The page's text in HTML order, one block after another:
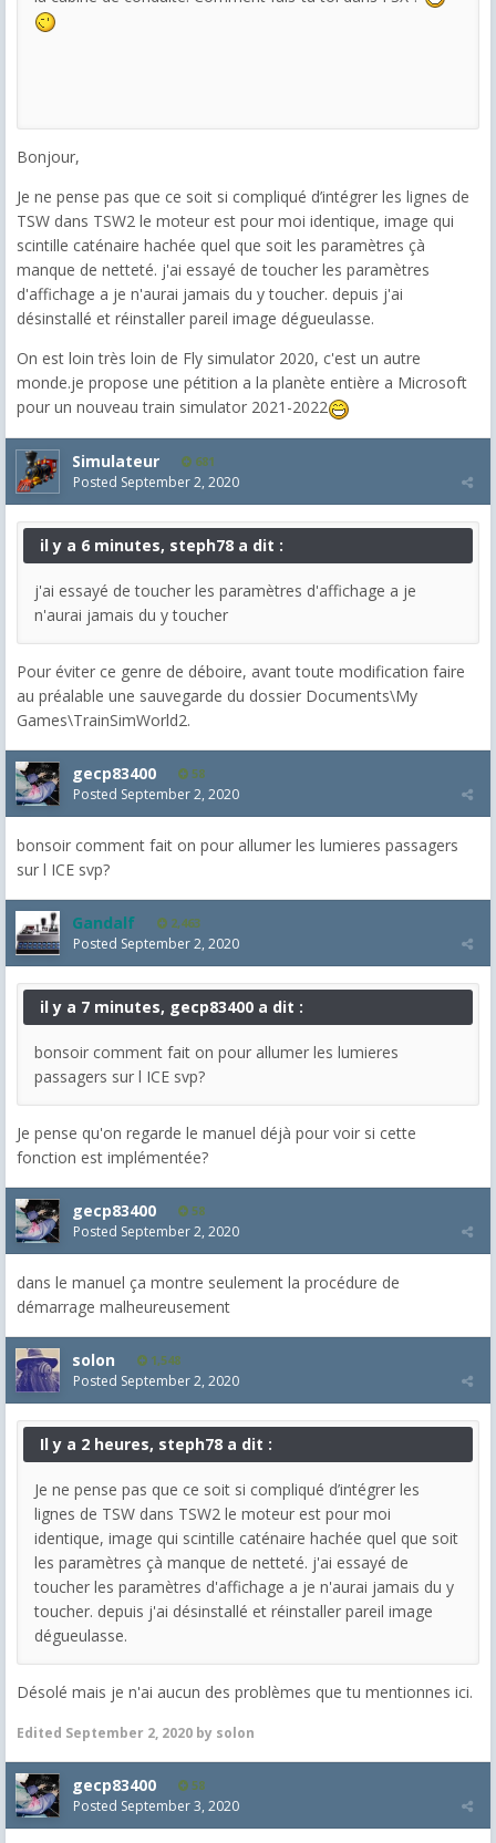
Bonjour,
Je ne pense pas que ce soit si compliqué d’intégrer les lignes de
TSW dans TSW2 le moteur est pour moi identique, image qui
scintille caténaire hachée quel que soit les paramètres çà
manque de netteté. j'ai essayé de toucher les paramètres
d'affichage a je n'aurai jamais du y toucher. depuis j'ai
désinstallé et réinstaller pareil image dégueulasse.
On est loin très loin de Fly simulator 2020, c'est un autre
monde.je propose une pétition a la planète entière a Microsoft
pour un nouveau train simulator 2021-2022
Simulateur 681
Posted September 2, 2020
il y a 6 minutes, steph78 a dit :
j'ai essayé de toucher les paramètres d'affichage a je
n'aurai jamais du y toucher
Pour éviter ce genre de déboire, avant toute modification faire
au préalable une sauvegarde du dossier Documents\My
Games\TrainSimWorld2.
gecp83400 58
Posted September 2, 2020
bonsoir comment fait on pour allumer les lumieres passagers
sur l ICE svp?
Gandalf 2,463
Posted September 2, 2020
il y a 7 minutes, gecp83400 a dit :
bonsoir comment fait on pour allumer les lumieres
passagers sur l ICE svp?
Je pense qu'on regarde le manuel déjà pour voir si cette
fonction est implémentée?
gecp83400 58
Posted September 2, 2020
dans le manuel ça montre seulement la procédure de
démarrage malheureusement
solon 1,548
Posted September 2, 2020
Il y a 2 heures, steph78 a dit :
Je ne pense pas que ce soit si compliqué d’intégrer les
lignes de TSW dans TSW2 le moteur est pour moi
identique, image qui scintille caténaire hachée quel que soit
les paramètres çà manque de netteté. j'ai essayé de
toucher les paramètres d'affichage a je n'aurai jamais du y
toucher. depuis j'ai désinstallé et réinstaller pareil image
dégueulasse.
Désolé mais je n'ai aucun des problèmes que tu mentionnes ici.
Edited September 2, 2020 by solon
gecp83400 58
Posted September 3, 2020